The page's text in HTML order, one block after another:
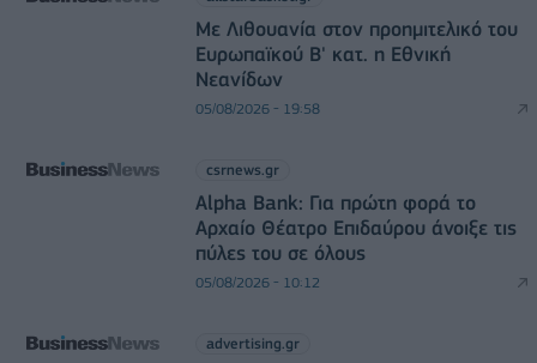
Με Λιθουανία στον προημιτελικό του
Ευρωπαϊκού Β' κατ. η Εθνική
Νεανίδων
05/08/2026 - 19:58
csrnews.gr
Alpha Bank: Για πρώτη φορά το
Αρχαίο Θέατρο Επιδαύρου άνοιξε τις
πύλες του σε όλους
05/08/2026 - 10:12
advertising.gr